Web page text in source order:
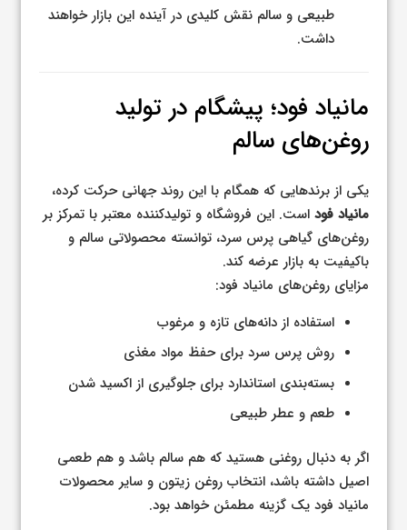
طبیعی و سالم نقش کلیدی در آینده این بازار خواهند
داشت.
مانیاد فود؛ پیشگام در تولید
روغن‌های سالم
یکی از برندهایی که همگام با این روند جهانی حرکت کرده،
مانیاد فود است. این فروشگاه و تولیدکننده معتبر با تمرکز بر
روغن‌های گیاهی پرس سرد، توانسته محصولاتی سالم و
باکیفیت به بازار عرضه کند.
مزایای روغن‌های مانیاد فود:
استفاده از دانه‌های تازه و مرغوب
روش پرس سرد برای حفظ مواد مغذی
بسته‌بندی استاندارد برای جلوگیری از اکسید شدن
طعم و عطر طبیعی
اگر به دنبال روغنی هستید که هم سالم باشد و هم طعمی
اصیل داشته باشد، انتخاب روغن زیتون و سایر محصولات
مانیاد فود یک گزینه مطمئن خواهد بود.